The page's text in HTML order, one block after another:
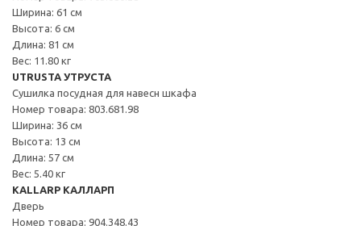
Ширина: 61 см
Высота: 6 см
Длина: 81 см
Вес: 11.80 кг
UTRUSTA УТРУСТА
Сушилка посудная для навесн шкафа
Номер товара: 803.681.98
Ширина: 36 см
Высота: 13 см
Длина: 57 см
Вес: 5.40 кг
KALLARP КАЛЛАРП
Дверь
Номер товара: 904.348.43